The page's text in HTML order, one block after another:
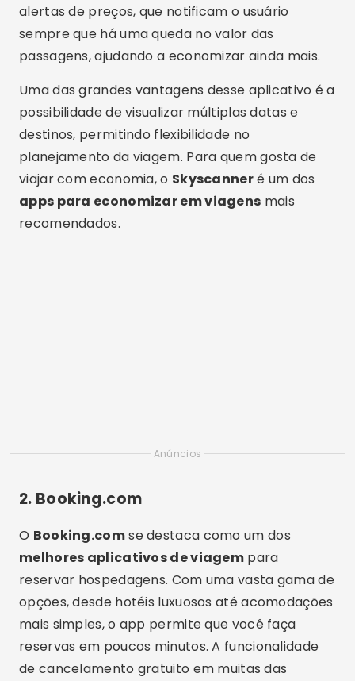
alertas de preços, que notificam o usuário
sempre que há uma queda no valor das
passagens, ajudando a economizar ainda mais.
Uma das grandes vantagens desse aplicativo é a
possibilidade de visualizar múltiplas datas e
destinos, permitindo flexibilidade no
planejamento da viagem. Para quem gosta de
viajar com economia, o Skyscanneré um dos
apps para economizar em viagens mais
recomendados.
Anúncios
2. Booking.com
O Booking.comse destaca como um dos
melhores aplicativos de viagem para
reservar hospedagens. Com uma vasta gama de
opções, desde hotéis luxuosos até acomodações
mais simples, o app permite que você faça
reservas em poucos minutos. A funcionalidade
de cancelamento gratuito em muitas das